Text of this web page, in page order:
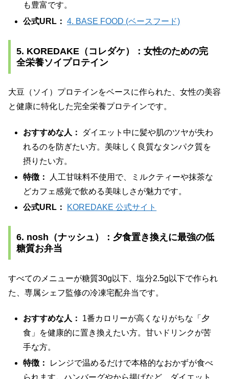
も豊富です。
公式URL： 4. BASE FOOD (ベースフード)
5. KOREDAKE（コレダケ）：女性のための完
全栄養ソイプロテイン
大豆（ソイ）プロテインをベースに作られた、女性の美容
と健康に特化した完全栄養プロテインです。
おすすめな人：
ダイエット中に髪や肌のツヤが失わ
れるのを防ぎたい方。美味しく良質なタンパク質を
摂りたい方。
特徴：
人工甘味料不使用で、ミルクティーや抹茶な
どカフェ感覚で飲める美味しさが魅力です。
公式URL：
KOREDAKE 公式サイト
6. nosh（ナッシュ）：夕食置き換えに最強の低
糖質お弁当
すべてのメニューが糖質30g以下、塩分2.5g以下で作られ
た、専属シェフ監修の冷凍宅配弁当です。
おすすめな人：
1番カロリーが高くなりがちな「夕
食」を健康的に置き換えたい方。甘いドリンクが苦
手な方。
特徴：
レンジで温めるだけで本格的なおかずが食べ